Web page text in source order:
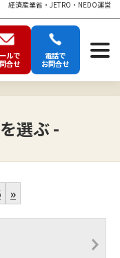
経済産業省・JETRO・NEDO運営
ルで
合せ
電話で
お問合せ
選ぶ -
»